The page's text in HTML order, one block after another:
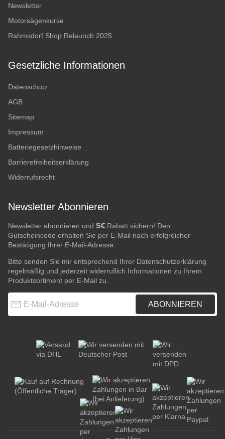
Newsletter
Motorsägenkurse
Rahmsdorf Shop Relaunch 2025
Gesetzliche Informationen
Datenschutz
AGB
Sitemap
Impressum
Batteriegesetzhinweise
Barrierefreiheitserklärung
Widerrufsrecht
Newsletter Abonnieren
Newsletter abonnieren und 5€ Rabatt sichern! Den
Gutscheincode erhalten Sie per E-Mail nach erfolgreicher
Bestätigung Ihrer E-Mail-Adresse.
Bitte senden Sie mir entsprechend Ihrer Datenschutzerklärung
regelmäßig und jederzeit widerruflich Informationen zu Ihrem
Produktsortiment per E-Mail zu.
ABONNIEREN